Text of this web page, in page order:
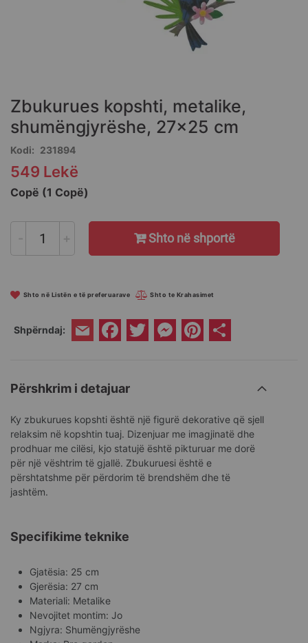
beginning
of
the
images
gallery
Zbukurues kopshti, metalike,
shumëngjyrëshe, 27x25 cm
Kodi 231894
549 Lekë
Copë (1 Copë)
- + Shto në shportë
Shto në Listën e të preferuarave Shto te Krahasimet
Shpërndaj: Email Facebook
Twitter Messenger
Pinterest
Përshkrim i detajuar
Ky zbukurues kopshti është një figurë dekorative që sjell
relaksim në kopshtin tuaj. Dizenjuar me imagjinatë dhe
prodhuar me cilësi, kjo statujë është pikturuar me dorë
për një vështrim të gjallë. Zbukuruesi është e
përshtatshme për përdorim të brendshëm dhe të
jashtëm.
Specifikime teknike
Gjatësia: 25 cm
Gjerësia: 27 cm
Materiali: Metalike
Nevojitet montim: Jo
Ngjyra: Shumëngjyrëshe